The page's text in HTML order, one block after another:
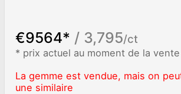
€9564* / 3,795/ct
* prix actuel au moment de la
La gemme est vendue, mais on
une similaire